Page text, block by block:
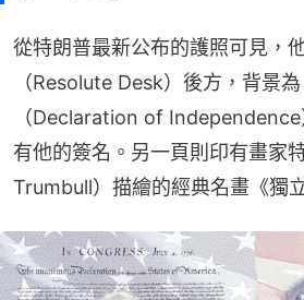
從特朗普最新公布的護照可見，
（Resolute Desk）後方，背景為
（Declaration of
有他的簽名。另一頁則印有畫家
Trumbull）描繪的經典名畫《獨